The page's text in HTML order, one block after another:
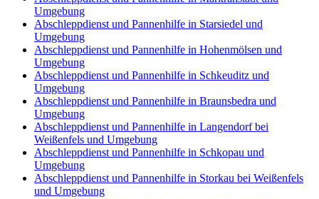
Umgebung
Abschleppdienst und Pannenhilfe in Starsiedel und
Umgebung
Abschleppdienst und Pannenhilfe in Hohenmölsen und
Umgebung
Abschleppdienst und Pannenhilfe in Schkeuditz und
Umgebung
Abschleppdienst und Pannenhilfe in Braunsbedra und
Umgebung
Abschleppdienst und Pannenhilfe in Langendorf bei
Weißenfels und Umgebung
Abschleppdienst und Pannenhilfe in Schkopau und
Umgebung
Abschleppdienst und Pannenhilfe in Storkau bei Weißenfels
und Umgebung